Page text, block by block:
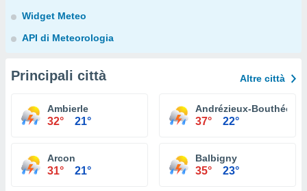
Widget Meteo
API di Meteorologia
Principali città Altre città
Ambierle
32° 21°
Andrézieux-Bouthéon
37° 22°
Arcon
31° 21°
Balbigny
35° 23°